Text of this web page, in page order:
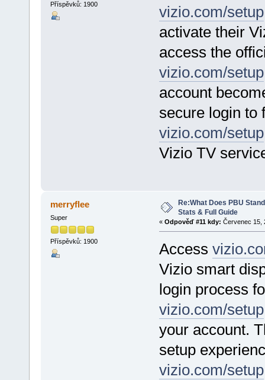
Příspěvků: 1900 vizio.com/setup
activate their
access the
vizio.com/setup
account
secure login to
vizio.com/setup
Vizio TV
merryflee
Super
Příspěvků: 1900
Re:What Does PBU
Stats & Full Guide
« Odpověď #11 kdy: Červenec 15,
Access
Vizio smart
login process
vizio.com/setup
your account.
setup
vizio.com/setup